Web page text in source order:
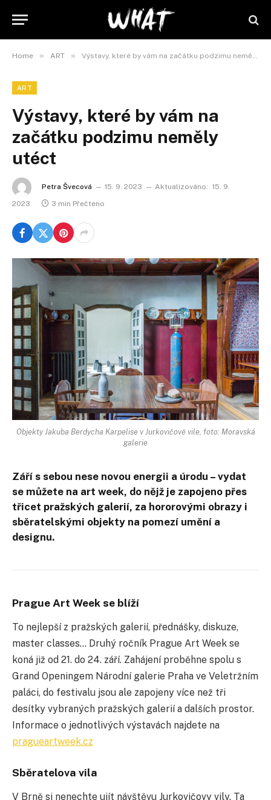
Home » ART » Výstavy, které by vám na začátku podzimu neměly utéct
ART
Výstavy, které by vám na
začátku podzimu neměly
utéct
Petra Švecová 15. 9. 2023 Aktualizováno: 15. 9.
2023
3 min Přečteno
Objekty Jakuba Berdycha Karpelise v Jurkovičově vile, foto: Moravská
galerie
Září s sebou nese novou energii a úrodu – vydat
se můžete na art week, do nějž je zapojeno přes
třicet pražských galerií, za hororovými obrazy i
sběratelskými objekty na pomezí umění a
designu.
Prague Art Week se blíží
To nejlepší z pražských galerií, přednášky, diskuze,
master classes… Druhý ročník Prague Art Week se
koná již od 21. do 24. září. Zahájení proběhne spolu s
Grand Openingem Národní galerie Praha ve Veletržním
paláci, do festivalu jsou ale zapojeny více než tři
desítky vybraných pražských galerií a dalších prostor.
Informace o jednotlivých výstavách najdete na
pragueartweek.cz
Sběratelova vila
V Brně si nenechte ujít návštěvu Jurkovičovy vily. Ta